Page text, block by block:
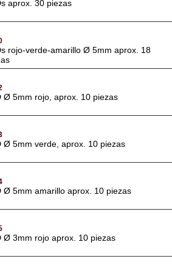
aprox. 30 piezas
rojo-verde-amarillo Ø 5mm aprox. 18
Ø 5mm rojo, aprox. 10 piezas
Ø 5mm verde, aprox. 10 piezas
Ø 5mm amarillo aprox. 10 piezas
Ø 3mm rojo aprox. 10 piezas